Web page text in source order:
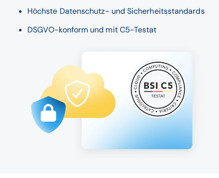
Höchste Datenschutz- und Sicherheitsstandards
DSGVO-konform und mit C5-Testat